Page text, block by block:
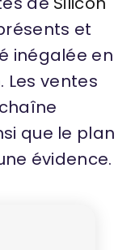
et
inégalée en
ventes
que le plan
évidence.